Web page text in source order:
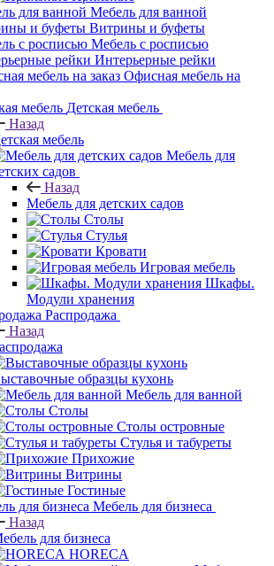
Мебель для ванной
Витрины и буфеты
Мебель с росписью
Интерьерные рейки
Офисная мебель на
Детская мебель
Назад
мебель
Мебель для
садов
Назад
Мебель для детских садов
Столы
Стулья
Кровати
Игровая мебель
Шкафы.
Модули хранения
Распродажа
Назад
образцы кухонь
Мебель для ванной
Столы
Столы островные
Стулья и табуреты
Прихожие
Витрины
Гостиные
Мебель для бизнеса
Назад
для бизнеса
HORECA